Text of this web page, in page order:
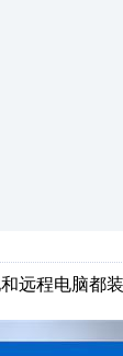
远程电脑